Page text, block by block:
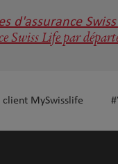
d'assurance
Swiss Life par
client MySwisslife